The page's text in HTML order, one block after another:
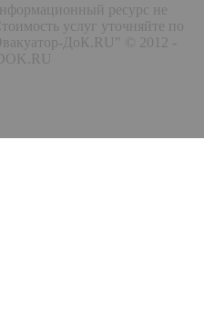
ресурс не
услуг уточняйте по
ДоК.RU" © 2012 -